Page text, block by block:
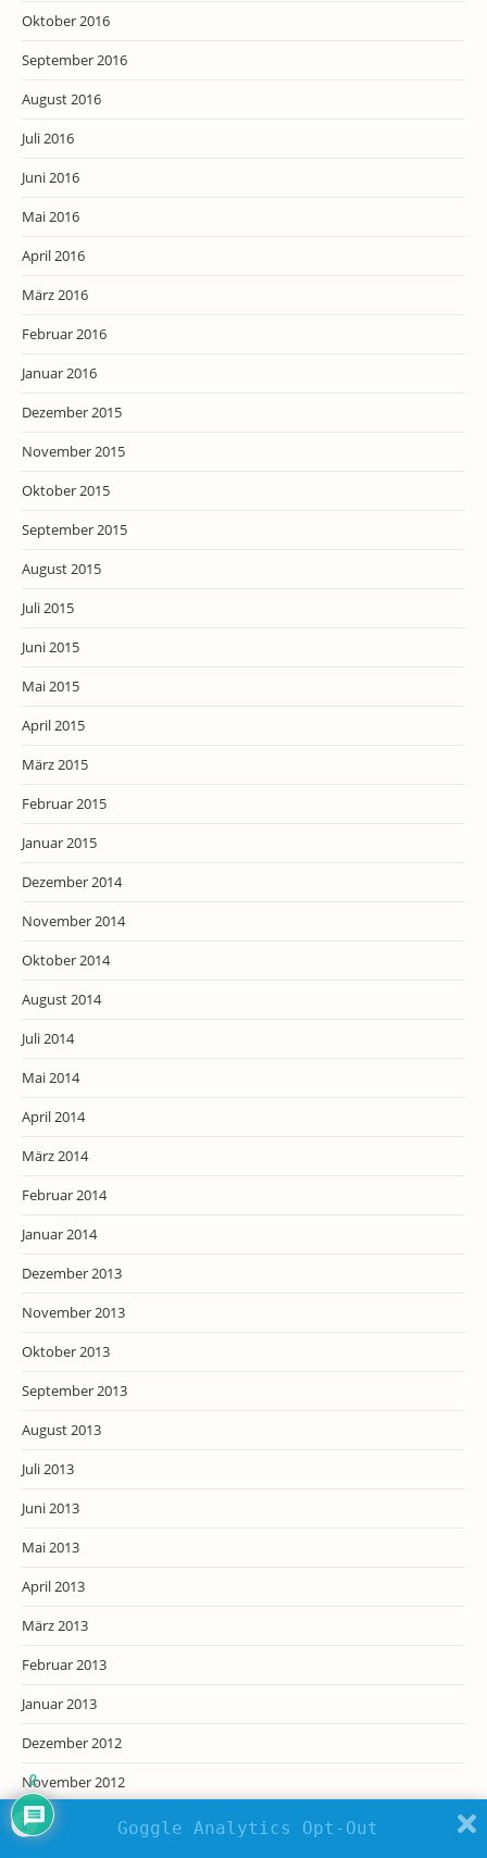
Oktober 2016
September 2016
August 2016
Juli 2016
Juni 2016
Mai 2016
April 2016
März 2016
Februar 2016
Januar 2016
Dezember 2015
November 2015
Oktober 2015
September 2015
August 2015
Juli 2015
Juni 2015
Mai 2015
April 2015
März 2015
Februar 2015
Januar 2015
Dezember 2014
November 2014
Oktober 2014
August 2014
Juli 2014
Mai 2014
April 2014
März 2014
Februar 2014
Januar 2014
Dezember 2013
November 2013
Oktober 2013
September 2013
August 2013
Juli 2013
Juni 2013
Mai 2013
April 2013
März 2013
Februar 2013
Januar 2013
Dezember 2012
November 2012
Oktober 2012
Goggle Analytics Opt-Out
2